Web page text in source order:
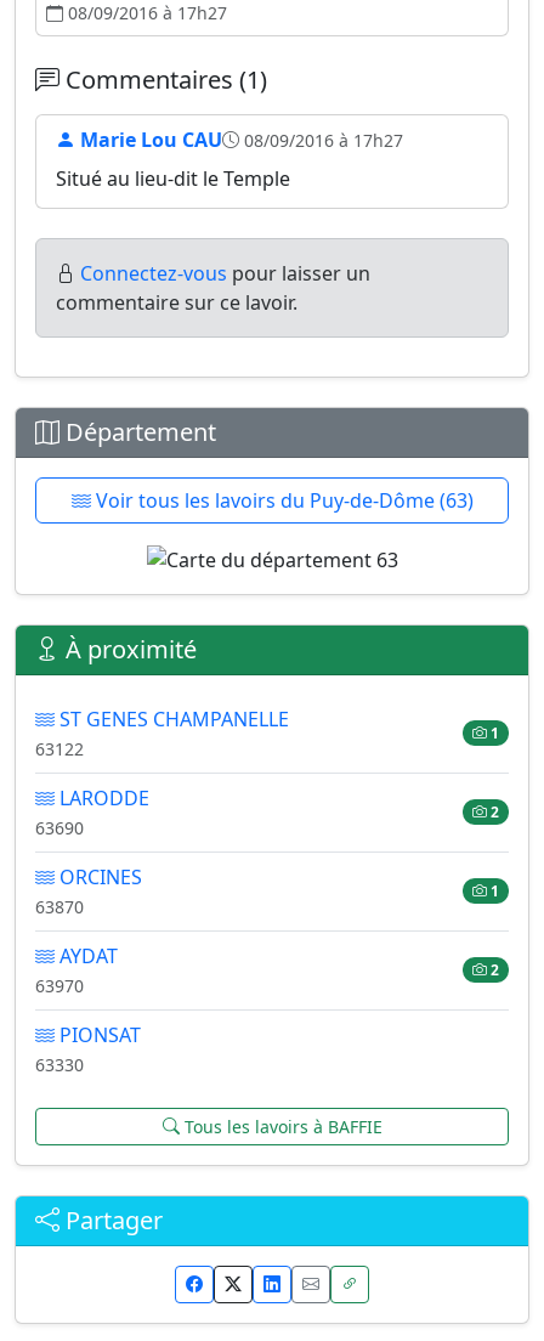
08/09/2016 à 17h27
Commentaires (1)
Marie Lou CAU 08/09/2016 à 17h27
Situé au lieu-dit le Temple
Connectez-vous pour laisser un
commentaire sur ce lavoir.
Département
Voir tous les lavoirs du Puy-de-Dôme (63)
À proximité
ST GENES CHAMPANELLE
63122
1
LARODDE
63690
2
ORCINES
63870
1
AYDAT
63970
2
PIONSAT
63330
Tous les lavoirs à BAFFIE
Partager